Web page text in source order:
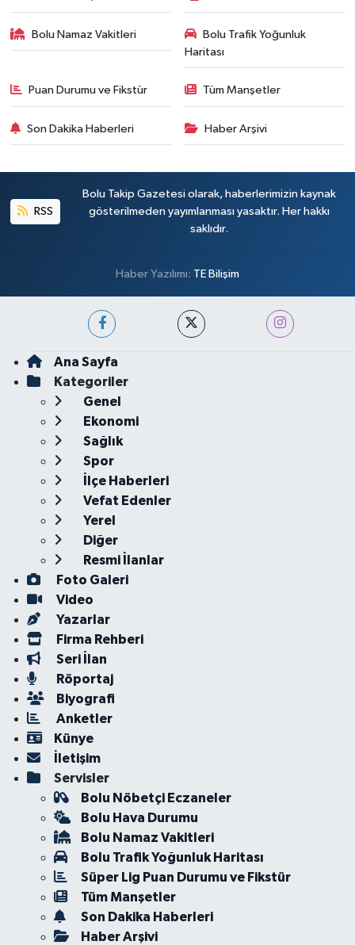
Bolu Namaz Vakitleri
Bolu Trafik Yoğunluk
Haritası
Puan Durumu ve Fikstür Tüm Manşetler
Son Dakika Haberleri Haber Arşivi
RSS
Bolu Takip Gazetesi olarak, haberlerimizin kaynak
gösterilmeden yayımlanması yasaktır. Her hakkı
saklıdır.
Haber Yazılımı: TE Bilişim
Ana Sayfa
Kategoriler
Genel
Ekonomi
Sağlık
Spor
İlçe Haberleri
Vefat Edenler
Yerel
Diğer
Resmi İlanlar
Foto Galeri
Video
Yazarlar
Firma Rehberi
Seri İlan
Röportaj
Biyografi
Anketler
Künye
İletişim
Servisler
Bolu Nöbetçi Eczaneler
Bolu Hava Durumu
Bolu Namaz Vakitleri
Bolu Trafik Yoğunluk Haritası
Süper Lig Puan Durumu ve Fikstür
Tüm Manşetler
Son Dakika Haberleri
Haber Arşivi